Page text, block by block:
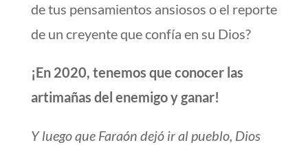
de tus pensamientos ansiosos o el reporte
de un creyente que confía en su Dios?
¡En 2020, tenemos que conocer las
artimañas del enemigo y ganar!
Y luego que Faraón dejó ir al pueblo, Dios